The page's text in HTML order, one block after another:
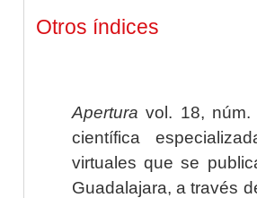
Otros índices
Apertura vol. 18,
científica
virtuales que se
Guadalajara, a través